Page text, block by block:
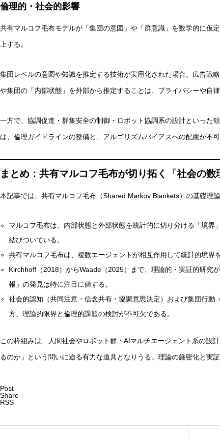
倫理的・社会的影響
共有マルコフ毛布モデルが「集団の意図」や「群意識」を数学的に仮
上する。
集団レベルの意図や知識を推定する技術が実用化された場合、広告戦
や集団の「内部状態」を外部から推定することは、プライバシーや自
一方で、協調促進・群集安全の制御・ロボット協調系の設計といった
は、倫理ガイドラインの整備と、アルゴリズムバイアスへの配慮が不
まとめ：共有マルコフ毛布が切り拓く「社会の数
本記事では、共有マルコフ毛布（Shared Markov Blankets）の基礎理
マルコフ毛布は、内部状態と外部状態を統計的に切り分ける「境
結びついている。
共有マルコフ毛布は、複数エージェントが相互作用して統計的境
Kirchhoff（2018）からWaade（2025）まで、理論的・実証的研究
報」の発見は特に注目に値する。
社会的認知（共同注意・信念共有・協調意思決定）および集団行
方、理論的限界と倫理的課題の検討が不可欠である。
この枠組みは、人間社会やロボット群・AIマルチエージェント系の設
るのか」という問いに迫る有力な道具となりうる。理論の厳密化と実
Post
Share
RSS